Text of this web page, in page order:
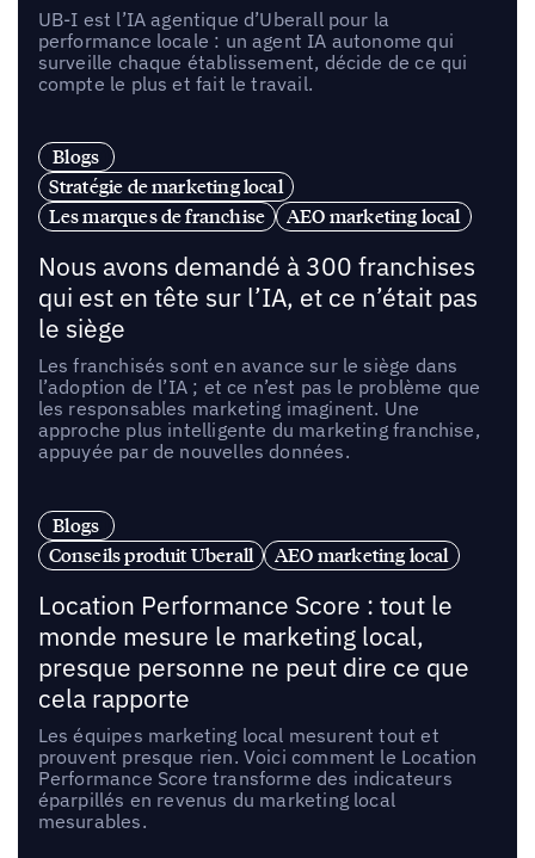
UB-I est l’IA agentique d’Uberall pour la
performance locale : un agent IA autonome qui
surveille chaque établissement, décide de ce qui
compte le plus et fait le travail.
Blogs
Stratégie de marketing local
Les marques de franchise
AEO marketing local
Nous avons demandé à 300 franchises
qui est en tête sur l’IA, et ce n’était pas
le siège
Les franchisés sont en avance sur le siège dans
l’adoption de l’IA ; et ce n’est pas le problème que
les responsables marketing imaginent. Une
approche plus intelligente du marketing franchise,
appuyée par de nouvelles données.
Blogs
Conseils produit Uberall
AEO marketing local
Location Performance Score : tout le
monde mesure le marketing local,
presque personne ne peut dire ce que
cela rapporte
Les équipes marketing local mesurent tout et
prouvent presque rien. Voici comment le Location
Performance Score transforme des indicateurs
éparpillés en revenus du marketing local
mesurables.